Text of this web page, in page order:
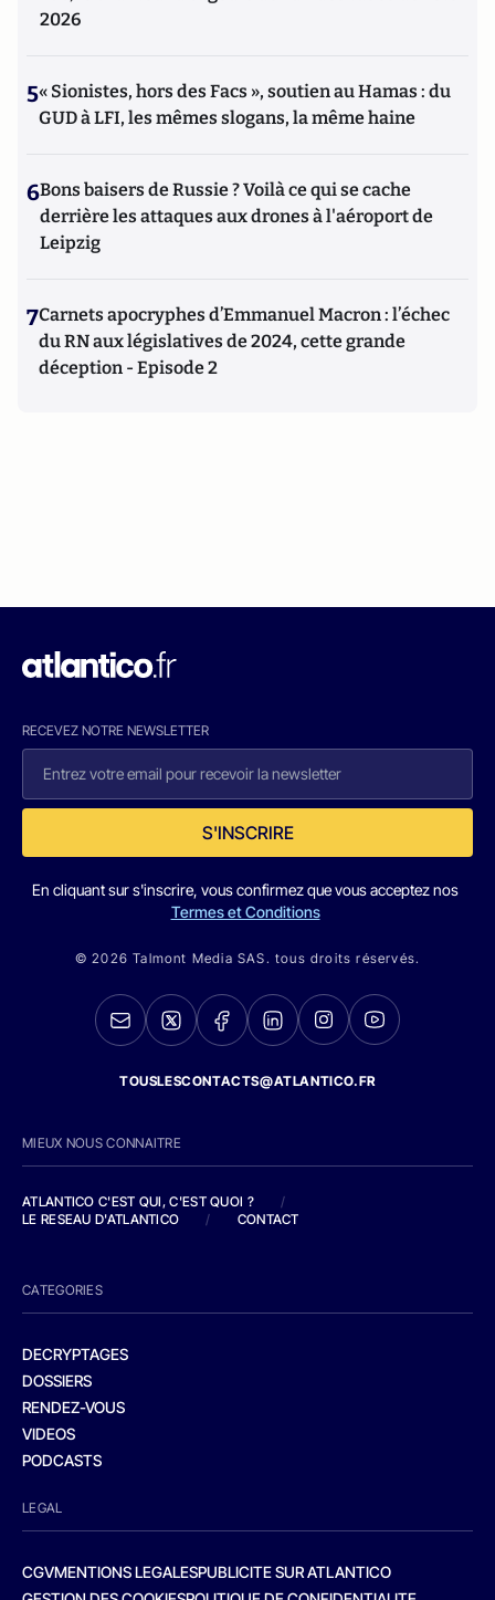
2026
5« Sionistes, hors des Facs », soutien au Hamas : du
GUD à LFI, les mêmes slogans, la même haine
6Bons baisers de Russie ? Voilà ce qui se cache
derrière les attaques aux drones à l'aéroport de
Leipzig
7Carnets apocryphes d’Emmanuel Macron : l’échec
du RN aux législatives de 2024, cette grande
déception - Episode 2
RECEVEZ NOTRE NEWSLETTER
S'INSCRIRE
En cliquant sur s'inscrire, vous confirmez que vous acceptez nos
Termes et Conditions
© 2026 Talmont Media SAS. tous droits réservés.
TOUSLESCONTACTS@ATLANTICO.FR
MIEUX NOUS CONNAITRE
ATLANTICO C'EST QUI, C'EST QUOI ?
/
LE RESEAU D'ATLANTICO
/ CONTACT
CATEGORIES
DECRYPTAGES
DOSSIERS
RENDEZ-VOUS
VIDEOS
PODCASTS
LEGAL
CGVMENTIONS LEGALESPUBLICITE SUR ATLANTICO